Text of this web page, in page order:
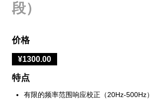
段）
价格
¥1300.00
特点
有限的频率范围响应校正（20Hz-500Hz）